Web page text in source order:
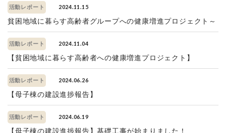
活動レポート 2024.11.15
貧困地域に暮らす高齢者グループへの健康増進プロジェクト～
活動レポート 2024.11.04
【貧困地域に暮らす高齢者への健康増進プロジェクト】
活動レポート 2024.06.26
【母子棟の建設進捗報告】
活動レポート 2024.06.19
【母子棟の建設進捗報告】基礎工事が始まりました！